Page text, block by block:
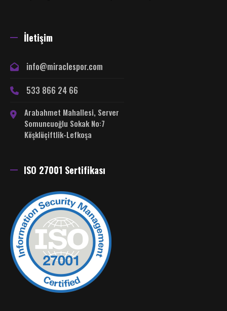
İletişim
info@miraclespor.com
533 866 24 66
Arabahmet Mahallesi, Server
Somuncuoğlu Sokak No:7
Köşklüçiftlik-Lefkoşa
ISO 27001 Sertifikası